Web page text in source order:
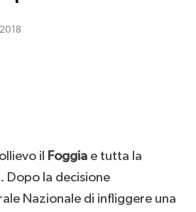
il Foggia e tutta la
Dopo la decisione
Nazionale di infliggere una